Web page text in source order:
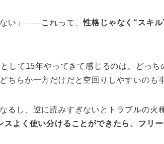
ない」――これって、性格じゃなく“スキ
して15年やってきて感じるのは、どっち
ちらか一方だけだと空回りしやすいのも
るし、逆に読みすぎないとトラブルの火
スよく使い分けることができたら、フリ